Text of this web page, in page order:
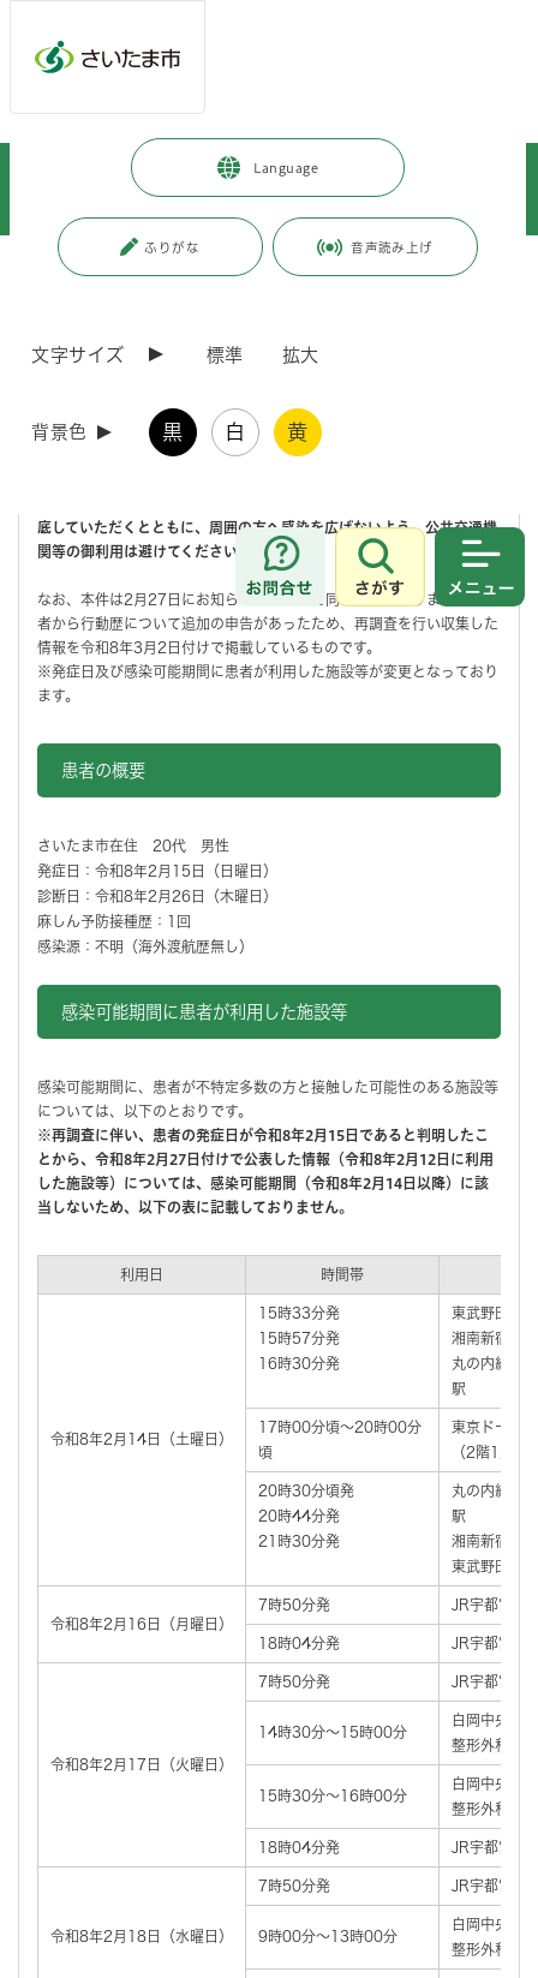
Language
ふりがな 音声読み上げ
文字サイズ 標準 拡大
背景色 黒 白 黄
お問合せ
さがす
健康・医療・福祉 > 健康・医療
インフルエンザ・感染症
お役立ち情報 >
更新日付：2026年3月3日 / ページ番号：C128726
下記の感染可能期間中の患者の行動歴等から、患者と接触した方が麻し
んに感染する可能性があるため、麻しんを疑う症状が現れた場合は、速
底していただくとともに、周囲の方へ感染を広げないよう、公共交通機
関等の御利用は避けてください。
なお、本件は2月27日にお知らせした患者と同一患者となりますが、患
者から行動歴について追加の申告があったため、再調査を行い収集した
情報を令和8年3月2日付けで掲載しているものです。
※発症日及び感染可能期間に患者が利用した施設等が変更となっており
ます。
患者の概要
さいたま市在住 20代 男性
発症日：令和8年2月15日（日曜日）
診断日：令和8年2月26日（木曜日）
麻しん予防接種歴：1回
感染源：不明（海外渡航歴無し）
感染可能期間に患者が利用した施設等
感染可能期間に、患者が不特定多数の方と接触した可能性のある施設等
については、以下のとおりです。
※再調査に伴い、患者の発症日が令和8年2月15日であると判明したこ
とから、令和8年2月27日付けで公表した情報（令和8年2月12日に利用
した施設等）については、感染可能期間（令和8年2月14日以降）に該
当しないため、以下の表に記載しておりません。
利用日 時間帯
令和8年2月14日（土曜日）
15時33分発
15時57分発
16時30分発
東武野田
湘南新宿ラ
丸の内線
駅
17時00分頃～20時00分
頃
東京ドーム
（2階1塁側
20時30分頃発
20時44分発
21時30分発
丸の内線
駅
湘南新宿ラ
東武野田
令和8年2月16日（月曜日）
7時50分発 JR宇都宮
18時04分発 JR宇都宮
令和8年2月17日（火曜日）
7時50分発 JR宇都宮
14時30分～15時00分
白岡中央総
整形外科外来
15時30分～16時00分
白岡中央総
整形外科外来
18時04分発 JR宇都宮
令和8年2月18日（水曜日）
7時50分発 JR宇都宮
9時00分～13時00分
白岡中央総
整形外科外来